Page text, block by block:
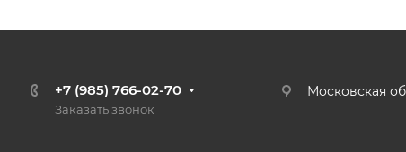
+7 (985) 766-02-70
Заказать звонок
Московская